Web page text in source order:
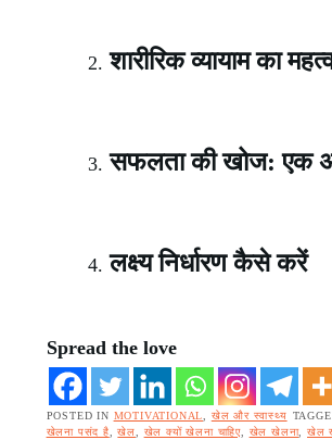
शारीरिक व्यायाम का
सफलता की खोज: एक
लक्ष्य निर्धारण कैसे करें
Spread the love
POSTED IN MOTIVATIONAL खेल और स्वास्थ्य
खेलना पसंद है ,खेल खेल क्यों खेलना चाहिए खेल खेलना,खेल